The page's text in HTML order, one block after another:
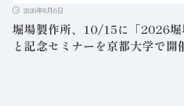
2026年8月6日
堀場製作所、10/15に「2026堀
と記念セミナーを京都大学で開